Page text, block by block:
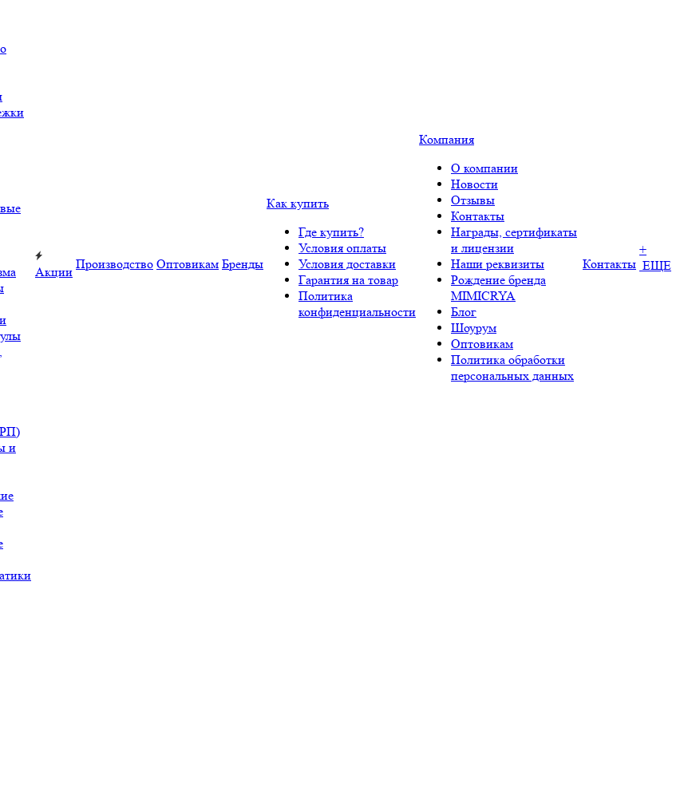
и
Акции
Производство Оптовикам Бренды
Как купить
Где купить?
Условия оплаты
Условия доставки
Гарантия на товар
Политика
конфиденциальности
Компания
О компании
Новости
Отзывы
Контакты
Награды, сертификаты
и лицензии
Наши реквизиты
Рождение бренда
MIMICRYA
Блог
Шоурум
Оптовикам
Политика обработки
персональных данных
Контакты
+
ЕЩЕ